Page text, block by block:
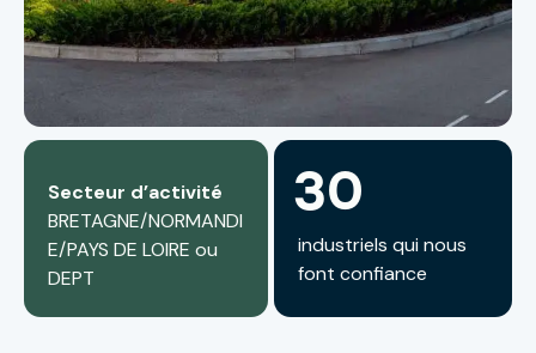
Secteur d’activité
BRETAGNE/NORMANDI
E/PAYS DE LOIRE ou
DEPT
30
industriels qui nous
font confiance